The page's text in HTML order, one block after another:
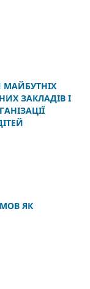
МАЙБУТНІХ
ЗАКЛАДІВ І
ЯК